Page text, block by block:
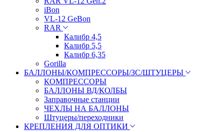
iBon
VL-12 GeBon
RAR
Калибр 4,5
Калибр 5,5
Калибр 6,35
Gorilla
БАЛЛОНЫ/КОМПРЕССОРЫ/ЗС/ШТУЦЕРЫ
КОМПРЕССОРЫ
БАЛЛОНЫ ВД/КОЛБЫ
Заправочные станции
ЧЕХЛЫ НА БАЛЛОНЫ
Штуцеры/переходники
КРЕПЛЕНИЯ ДЛЯ ОПТИКИ